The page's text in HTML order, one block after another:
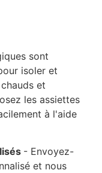
sont
isoler et
et
les assiettes
à l'aide
- Envoyez-
et nous